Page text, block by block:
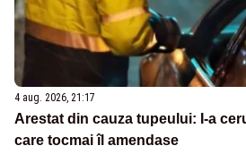
4 aug. 2026, 21:17
Arestat din cauza tupeului: I-a
care tocmai îl amendase